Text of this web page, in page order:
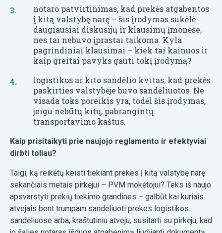
notaro patvirtinimas, kad prekės atgabentos
į kitą valstybę narę – šis įrodymas sukėlė
daugiausiai diskusijų ir klausimų įmonėse,
nes tai nebuvo įprastai taikoma. Kyla
pagrindiniai klausimai – kiek tai kainuos ir
kaip greitai pavyks gauti tokį įrodymą?
logistikos ar kito sandėlio kvitas, kad prekės
paskirties valstybėje buvo sandėliuotos. Ne
visada toks poreikis yra, todėl šis įrodymas,
jeigu nebūtų kitų, pabrangintų
transportavimo kaštus.
Kaip prisitaikyti prie naujojo reglamento ir efektyviai
dirbti toliau?
Taigi, ką reikėtų keisti tiekiant prekes į kitą valstybę narę
sekančiais metais pirkėjui – PVM mokėtojui? Teks iš naujo
apsvarstyti prekių tiekimo grandines – galbūt kai kuriais
atvejais bent trumpam sandėliuoti prekes logistikos
sandėliuose arba, kraštutiniu atveju, susitarti su pirkėju, kad